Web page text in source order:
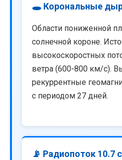
🕳️ Корональные
Области пониженной
солнечной короне.
высокоскоростных
ветра (600-800 км/с).
рекуррентные
с периодом 27 дней.
📡 Радиопоток 10.7